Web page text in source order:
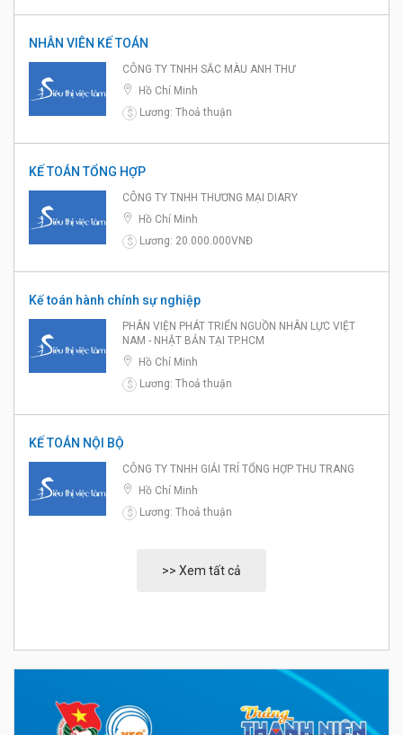
NHÂN VIÊN KẾ TOÁN
CÔNG TY TNHH SẮC MÀU ANH THƯ
Hồ Chí Minh
$
Lương: Thoả thuận
KẾ TOÁN TỔNG HỢP
CÔNG TY TNHH THƯƠNG MẠI DIARY
Hồ Chí Minh
$
Lương: 20.000.000VNĐ
Kế toán hành chính sự nghiệp
PHÂN VIỆN PHÁT TRIỂN NGUỒN NHÂN LỰC VIỆT
NAM - NHẬT BẢN TẠI TP.HCM
Hồ Chí Minh
$
Lương: Thoả thuận
KẾ TOÁN NỘI BỘ
CÔNG TY TNHH GIẢI TRÍ TỔNG HỢP THU TRANG
Hồ Chí Minh
$
Lương: Thoả thuận
>> Xem tất cả